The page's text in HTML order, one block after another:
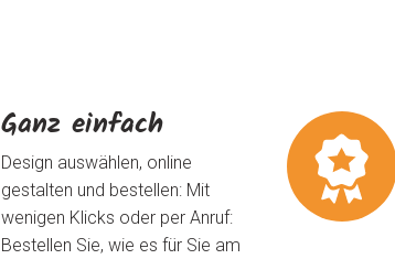
Ganz einfach
Design auswählen, online
gestalten und bestellen: Mit
wenigen Klicks oder per Anruf:
Bestellen Sie, wie es für Sie am